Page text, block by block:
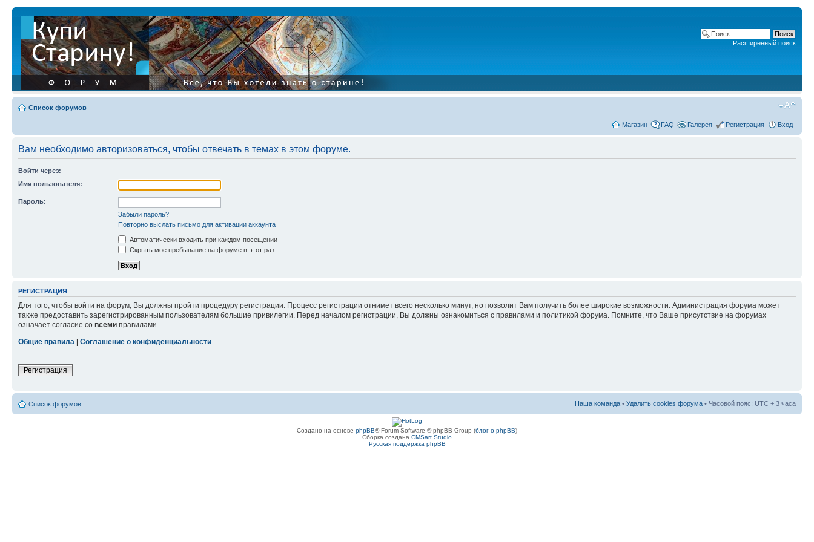
Расширенный поиск
Список форумов
Магазин FAQ Галерея Регистрация Вход
Вам необходимо авторизоваться, чтобы отвечать в темах в этом форуме.
Войти через:
Имя пользователя:
Пароль:
Забыли пароль?
Повторно выслать письмо для активации аккаунта
Автоматически входить при каждом посещении
Скрыть мое пребывание на форуме в этот раз
РЕГИСТРАЦИЯ
Для того, чтобы войти на форум, Вы должны пройти процедуру регистрации. Процесс регистрации отнимет всего несколько минут, но позволит Вам получить более широкие возможности. Администрация форума может
также предоставить зарегистрированным пользователям большие привилегии. Перед началом регистрации, Вы должны ознакомиться с правилами и политикой форума. Помните, что Ваше присутствие на форумах
означает согласие со всеми правилами.
Общие правила | Соглашение о конфиденциальности
Регистрация
Список форумов Наша команда • Удалить cookies форума • Часовой пояс: UTC + 3 часа
Создано на основе phpBB® Forum Software © phpBB Group (блог о phpBB)
Сборка создана CMSart Studio
Русская поддержка phpBB